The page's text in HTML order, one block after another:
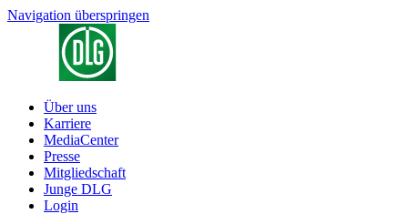
Navigation überspringen
Über uns
Karriere
MediaCenter
Presse
Mitgliedschaft
Junge DLG
Login